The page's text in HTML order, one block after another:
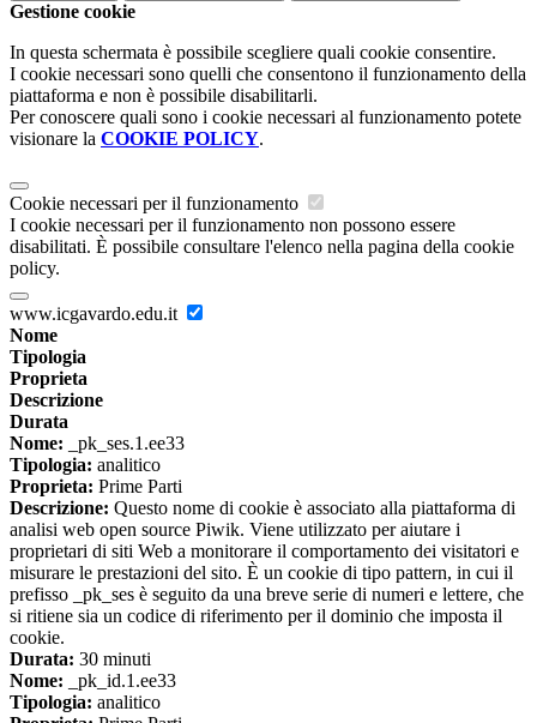
Gestione cookie
In questa schermata è possibile scegliere quali cookie consentire.
I cookie necessari sono quelli che consentono il funzionamento della
piattaforma e non è possibile disabilitarli.
Per conoscere quali sono i cookie necessari al funzionamento potete
visionare la COOKIE POLICY.
Cookie necessari per il funzionamento
I cookie necessari per il funzionamento non possono essere
disabilitati. È possibile consultare l'elenco nella pagina della cookie
policy.
www.icgavardo.edu.it
Nome
Tipologia
Proprieta
Descrizione
Durata
Nome: _pk_ses.1.ee33
Tipologia: analitico
Proprieta: Prime Parti
Descrizione: Questo nome di cookie è associato alla piattaforma di
analisi web open source Piwik. Viene utilizzato per aiutare i
proprietari di siti Web a monitorare il comportamento dei visitatori e
misurare le prestazioni del sito. È un cookie di tipo pattern, in cui il
prefisso _pk_ses è seguito da una breve serie di numeri e lettere, che
si ritiene sia un codice di riferimento per il dominio che imposta il
cookie.
Durata: 30 minuti
Nome: _pk_id.1.ee33
Tipologia: analitico